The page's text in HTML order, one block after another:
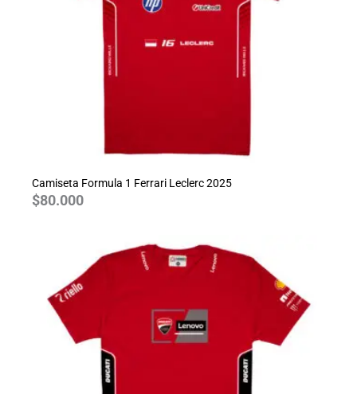
Camiseta Formula 1 Ferrari Leclerc 2025
$80.000